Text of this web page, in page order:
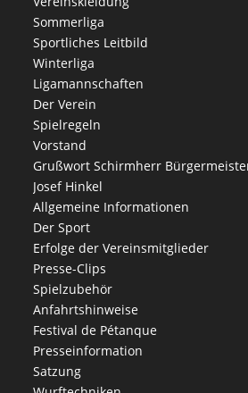
Sommerliga
Sportliches Leitbild
Winterliga
Ligamannschaften
Der Verein
Spielregeln
Vorstand
Grußwort Schirmherr
Josef Hinkel
Allgemeine Informationen
Der Sport
Erfolge der Vereinsmitglieder
Presse-Clips
Spielzubehör
Anfahrtshinweise
Festival de Pétanque
Presseinformation
Satzung